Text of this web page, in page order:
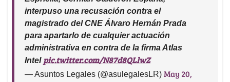
interpuso una recusación contra el
magistrado del CNE Álvaro Hernán Prada
para apartarlo de cualquier actuación
administrativa en contra de la firma Atlas
Intel pic.twitter.com/N87d8QLlwZ
— Asuntos Legales (@asulegalesLR) May 20,